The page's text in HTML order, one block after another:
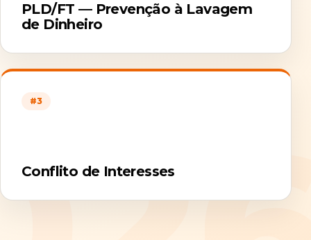
PLD/FT — Prevenção à Lavagem
de Dinheiro
#3
Conflito de Interesses